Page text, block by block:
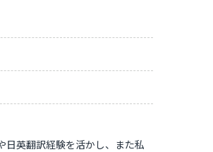
日英翻訳経験を活かし、また私